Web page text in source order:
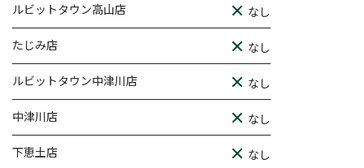
ルビットタウン高山店 なし
たじみ店 なし
ルビットタウン中津川店 なし
中津川店 なし
下恵土店 なし